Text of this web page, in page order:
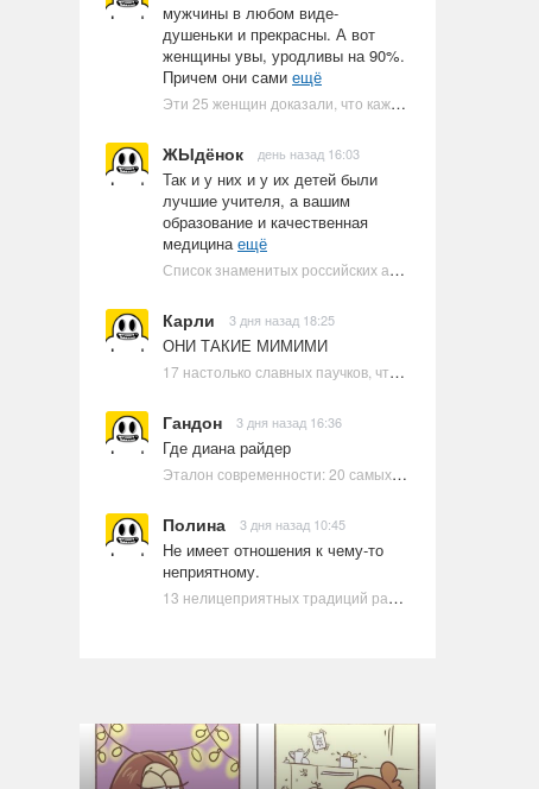
мужчины в любом виде-
душеньки и прекрасны. А вот
женщины увы, уродливы на 90%.
Причем они сами ещё
Эти 25 женщин доказали, что каждое тело имеет право быть в бикини
ЖЫдёнок день назад 16:03
Так и у них и у их детей были
лучшие учителя, а вашим
образование и качественная
медицинаещё
Список знаменитых российских артистов-евреев | Ультрамарин
Карли 3 дня назад 18:25
ОНИ ТАКИЕ МИМИМИ
17 настолько славных паучков, что даже у арахнофобов появится желание их погладить
Гандон 3 дня назад 16:36
Где диана райдер
Эталон современности: 20 самых красивых и привлекательных актрис Голливуда, по мнению Google | Ультрамарин
Полина 3 дня назад 10:45
Не имеет отношения к чему-то
неприятному.
13 нелицеприятных традиций разных стран, которые могут шокировать неподготовленного человека